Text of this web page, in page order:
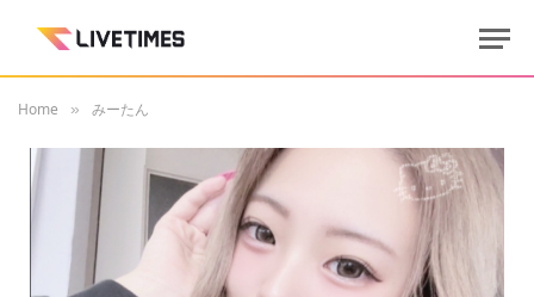
Home » みーたん